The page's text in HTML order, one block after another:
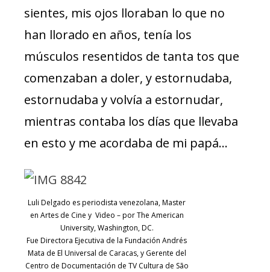
sientes, mis ojos lloraban lo que no
han llorado en años, tenía los
músculos resentidos de tanta tos que
comenzaban a doler, y estornudaba,
estornudaba y volvía a estornudar,
mientras contaba los días que llevaba
en esto y me acordaba de mi papá…
Luli Delgado es periodista venezolana, Master
en Artes de Cine y Video – por The American
University, Washington, DC.
Fue Directora Ejecutiva de la Fundación Andrés
Mata de El Universal de Caracas, y Gerente del
Centro de Documentación de TV Cultura de São